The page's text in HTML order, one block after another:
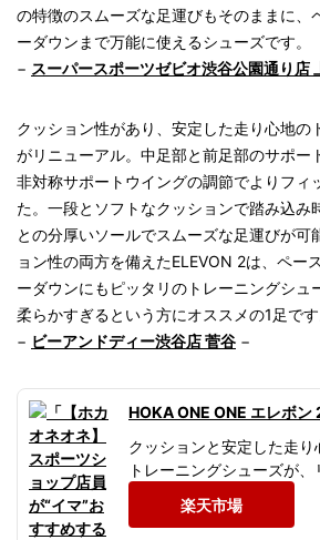
の特徴のスムーズな足運びもそのままに、
ーダウンまで万能に使えるシューズです。
− スーパースポーツゼビオ渋谷公園通り店
クッション性があり、安定した走り心地の
がリニューアル。中足部と前足部のサポー
非対称サポートウイングの調節でよりフィ
た。一段とソフトなクッションで踏み込み
との分厚いソールでスムーズな足運びが可
ョン性の両方を備えたELEVON 2は、ペー
ーダウンにもピッタリのトレーニングシュ
柔らかすぎるという方にオススメの1足です
− ビーアンドディー渋谷店 菅谷 −
HOKA ONE ONE エレボン
クッションと安定した走
トレーニングシューズが、
楽天市場